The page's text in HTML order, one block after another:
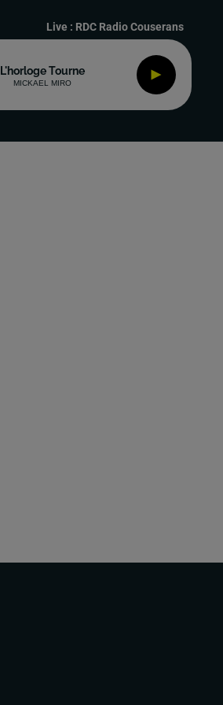
Live : RDC Radio Couserans
L'horloge Tourne
MICKAEL MIRO